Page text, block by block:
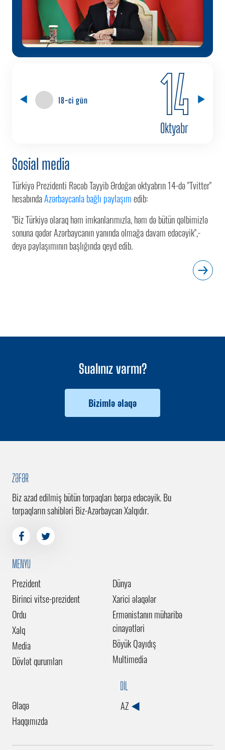
18-ci gün 14
Oktyabr
Sosial media
Türkiyə Prezidenti Rəcəb Tayyib Ərdoğan oktyabrın 14-də "Tvitter"
hesabındaAzərbaycanla bağlı paylaşımedib:
"Biz Türkiyə olaraq həm imkanlarımızla, həm də bütün qəlbimizlə
sonuna qədər Azərbaycanın yanında olmağa davam edəcəyik",-
deyə paylaşımının başlığında qeyd edib.
Sualınız varmı?
Bizimlə əlaqə
ZƏFƏR
Biz azad edilmiş bütün torpaqları bərpa edəcəyik. Bu
torpaqların sahibləri Biz-Azərbaycan Xalqıdır.
MENYU
Prezident
Birinci vitse-prezident
Ordu
Xalq
Media
Dövlət qurumları
Dünya
Xarici əlaqələr
Ermənistanın müharibə
cinayətləri
Böyük Qayıdış
Multimedia
Əlaqə
Haqqımızda
DİL
AZ